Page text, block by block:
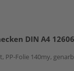
DIN A4
PP-Folie 140my,